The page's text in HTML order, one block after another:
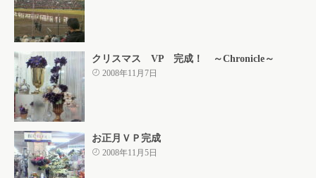
クリスマス VP 完成！ ～Chronicle～
2008年11月7日
お正月ＶＰ完成
2008年11月5日